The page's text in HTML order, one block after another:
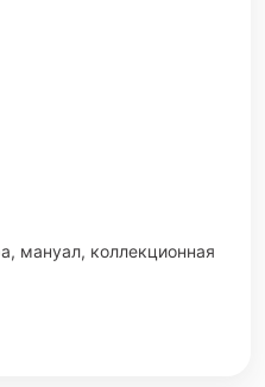
мануал, коллекционная